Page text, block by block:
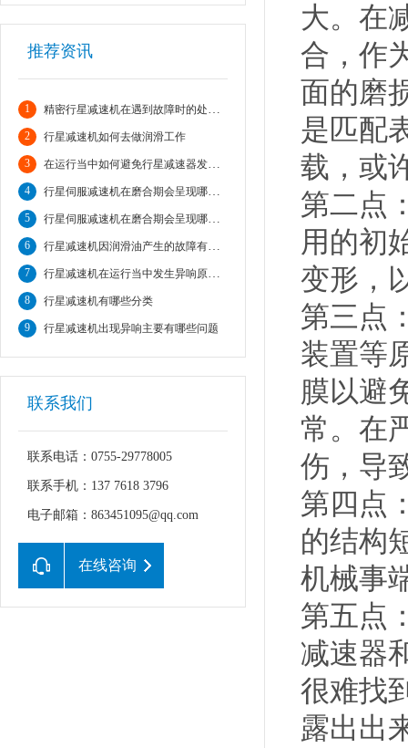
推荐资讯
1 精密行星减速机在遇到故障时的处理方法?
2 行星减速机如何去做润滑工作
3 在运行当中如何避免行星减速器发生故障。
4 行星伺服减速机在磨合期会呈现哪些情况
5 行星伺服减速机在磨合期会呈现哪些情况
6 行星减速机因润滑油产生的故障有哪些
7 行星减速机在运行当中发生异响原因分析
8 行星减速机有哪些分类
9 行星减速机出现异响主要有哪些问题
联系我们
联系电话：0755-29778005
联系手机：137 7618 3796
电子邮箱：863451095@qq.com
在线咨询
大。在
合，作
面的磨
是匹配
载，或
第二点
用的初
变形，
第三点
装置等
膜以避
常。在
伤，导
第四点
的结构
机械事
第五点
减速器
很难找
露出出